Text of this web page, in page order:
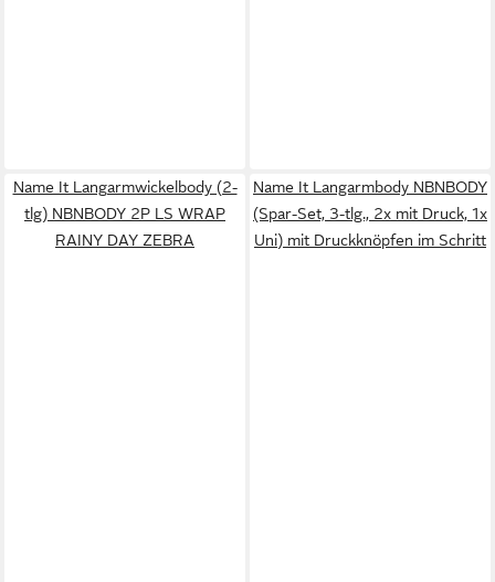
Name It Langarmwickelbody (2-
tlg) NBNBODY 2P LS WRAP
RAINY DAY ZEBRA
Name It Langarmbody NBNBODY
(Spar-Set, 3-tlg., 2x mit Druck, 1x
Uni) mit Druckknöpfen im Schritt